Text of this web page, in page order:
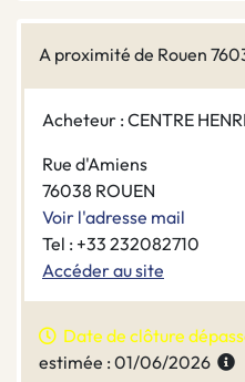
A proximité de Rouen
Acheteur : CENTRE
Rue d'Amiens
76038 ROUEN
Voir l'adresse mail
Tel : +33 232082710
Accéder au site
Date de clôture
estimée : 01/06/2026